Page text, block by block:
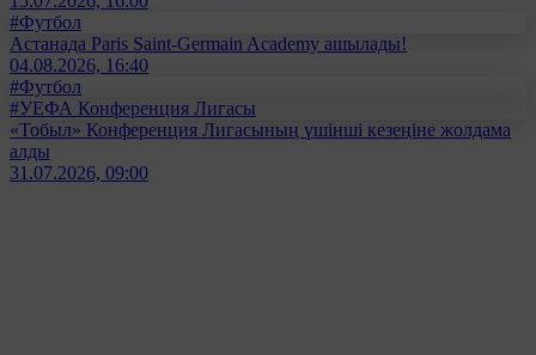
#Футбол
Астанада Paris Saint-Germain Academy ашылады!
04.08.2026, 16:40
#Футбол
#УЕФА Конференция Лигасы
«Тобыл» Конференция Лигасының үшінші кезеңіне жолдама
алды
31.07.2026, 09:00